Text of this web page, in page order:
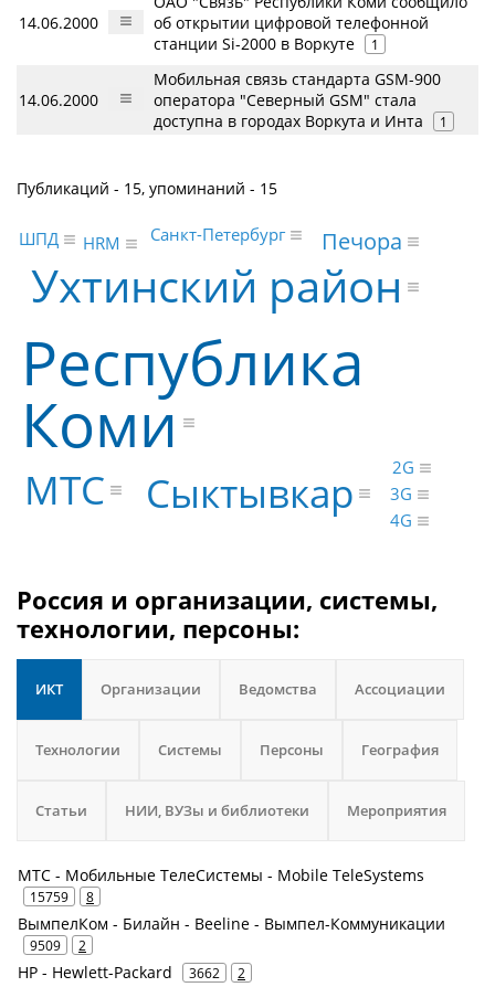
14.06.2000
об открытии цифровой телефонной
станции Si-2000 в Воркуте
1
14.06.2000
Мобильная связь стандарта GSM-900
оператора "Северный GSM" стала
доступна в городах Воркута и Инта
1
Публикаций - 15, упоминаний - 15
Республика
Коми
Ухтинский район
МТС Сыктывкар
Печора
Санкт-Петербург
4G
HRM
3G
ШПД
2G
Россия и организации, системы,
технологии, персоны:
ИКТ Организации Ведомства Ассоциации
Технологии Системы Персоны География
Статьи НИИ, ВУЗы и библиотеки Мероприятия
МТС - Мобильные ТелеСистемы - Mobile TeleSystems
15759 8
ВымпелКом - Билайн - Beeline - Вымпел-Коммуникации
9509 2
HP - Hewlett-Packard 3662 2